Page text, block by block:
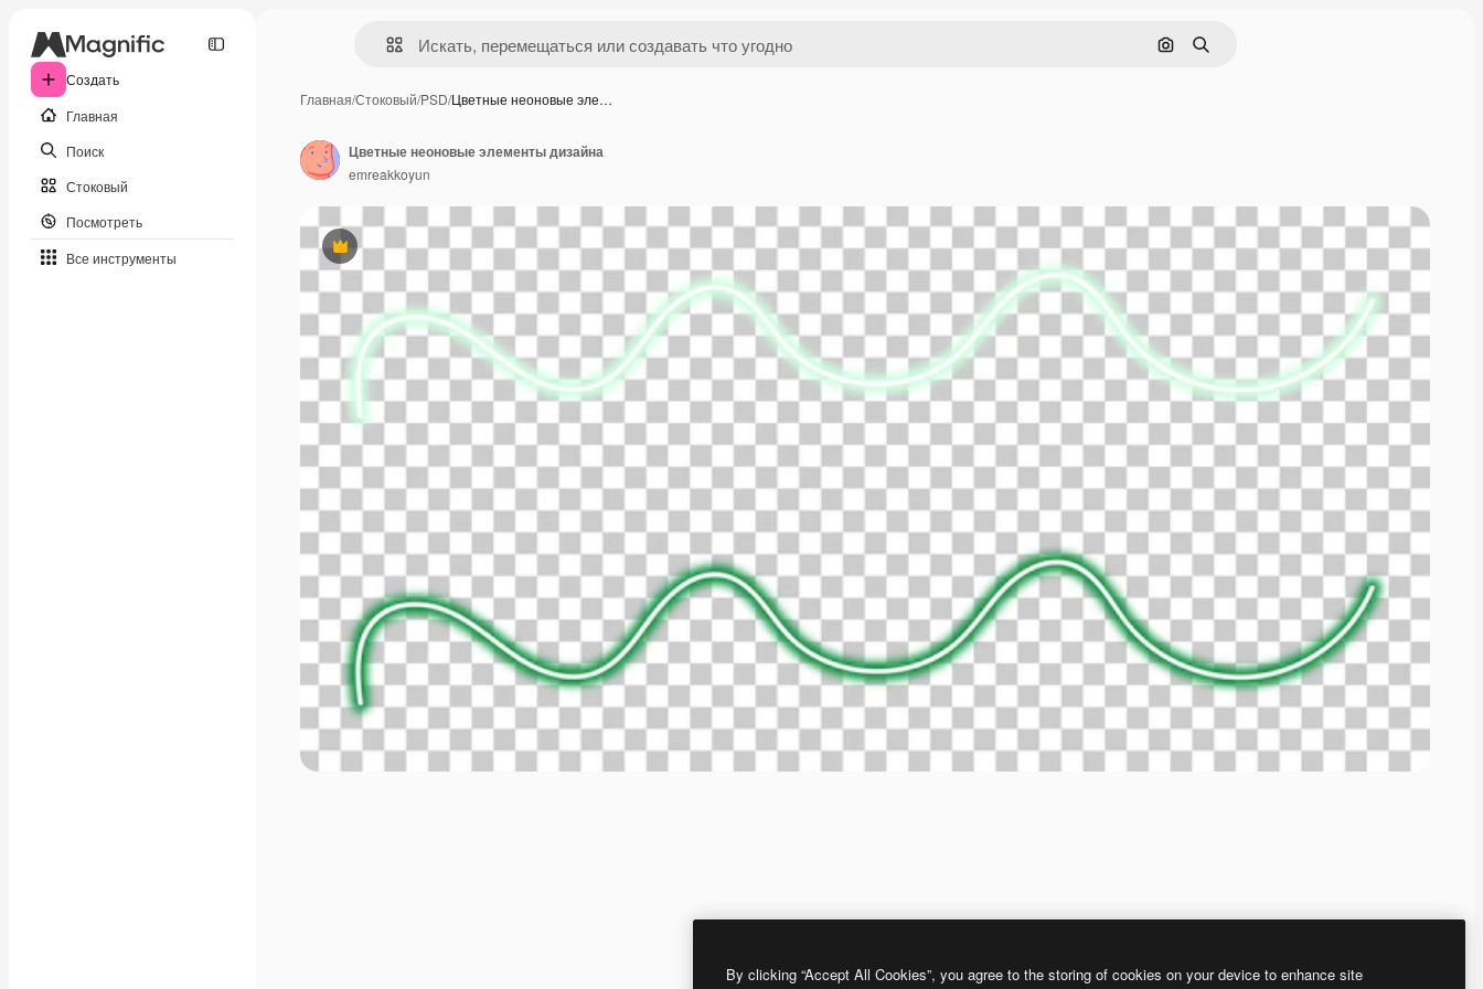
Создать
Главная
Поиск
Стоковый
Посмотреть
Все инструменты
Поиск по изображению
Поиск
Главная/Стоковый/PSD/Цветные неоновые эле…
Премиум
Цветные неоновые элементы дизайна
emreakkoyun
By clicking “Accept All Cookies”, you agree to the storing of cookies on your device to enhance site